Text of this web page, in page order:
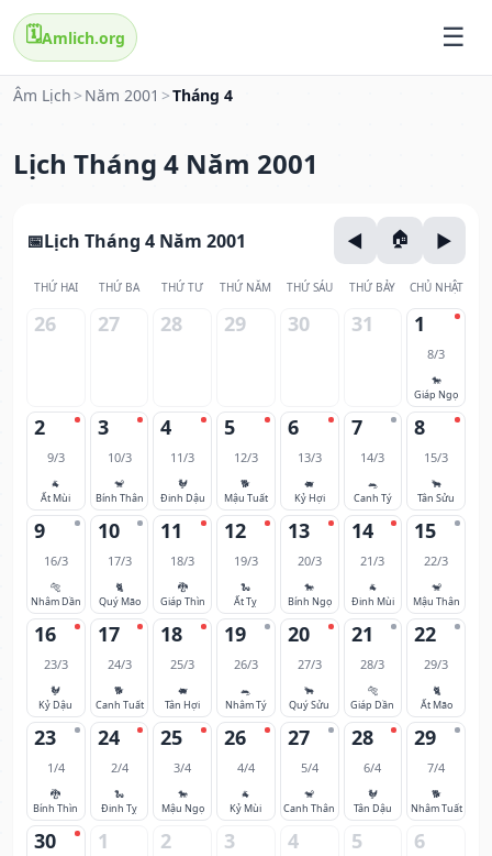
🗓️Amlich.org
Âm Lịch > Năm 2001 >Tháng 4
Lịch Tháng 4 Năm 2001
Lịch Tháng 4 Năm 2001
THỨ HAI THỨ BA THỨ TƯ THỨ NĂM THỨ SÁU THỨ BẢY CHỦ NHẬT
26 27 28 29 30 31 1
8/3
🐎
Giáp Ngọ
2
9/3
🐐
Ất Mùi
3
10/3
🐒
Bính Thân
4
11/3
🐓
Đinh Dậu
5
12/3
🐕
Mậu Tuất
6
13/3
🐖
Kỷ Hợi
7
14/3
🐀
Canh Tý
8
15/3
🐂
Tân Sửu
9
16/3
🐅
Nhâm Dần
10
17/3
🐈
Quý Mão
11
18/3
🐉
Giáp Thìn
12
19/3
🐍
Ất Tỵ
13
20/3
🐎
Bính Ngọ
14
21/3
🐐
Đinh Mùi
15
22/3
🐒
Mậu Thân
16
23/3
🐓
Kỷ Dậu
17
24/3
🐕
Canh Tuất
18
25/3
🐖
Tân Hợi
19
26/3
🐀
Nhâm Tý
20
27/3
🐂
Quý Sửu
21
28/3
🐅
Giáp Dần
22
29/3
🐈
Ất Mão
23
1/4
🐉
Bính Thìn
24
2/4
🐍
Đinh Tỵ
25
3/4
🐎
Mậu Ngọ
26
4/4
🐐
Kỷ Mùi
27
5/4
🐒
Canh Thân
28
6/4
🐓
Tân Dậu
29
7/4
🐕
Nhâm Tuất
30 1 2 3 4 5 6